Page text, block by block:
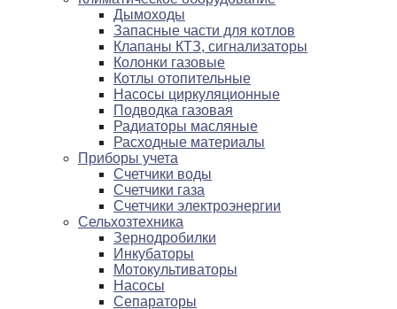
Дымоходы
Запасные части для котлов
Клапаны КТЗ, сигнализаторы
Колонки газовые
Котлы отопительные
Насосы циркуляционные
Подводка газовая
Радиаторы масляные
Расходные материалы
Приборы учета
Счетчики воды
Счетчики газа
Счетчики электроэнергии
Сельхозтехника
Зернодробилки
Инкубаторы
Мотокультиваторы
Насосы
Сепараторы